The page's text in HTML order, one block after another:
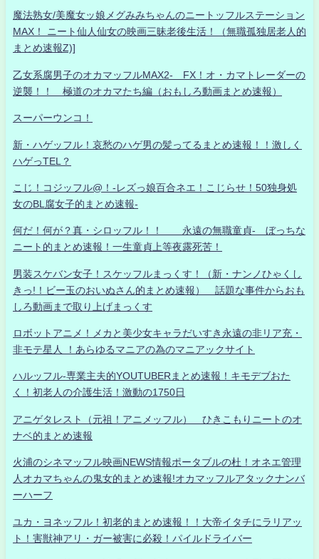
魔法熟女/美魔女ッ娘メグみみちゃんのニートッフルステーション
MAX！ ニート仙人仙女の映画三昧老後生活！（無職孤独居老人的
まとめ速報Z)]
乙女系腐男子のオカマッフルMAX2- FX！オ・カマトレーダーの
逆襲！！ 極道のオカマたち編（おもしろ動画まとめ速報）
スーパーウンコ！
新・ハゲッフル！哀愁のハゲ男の髪ってるまとめ速報！！激しく
ハゲっTEL？
こじ！コジッフル@！-レズっ娘百合ネエ！こじらせ！50独身処
女のBL腐女子的まとめ速報-
何だ！何が？真・シロッフル！！ 永遠の無職童貞- ぼっちな
ニート的まとめ速報！一生童貞上等夜露死苦！
男装スケバン女子！スケッフルまっくす！（新・ナンノひゃくし
きっ!！ビー玉のおいぬさん的まとめ速報） 話題な事件からおも
しろ動画まで取り上げまっくす
ロボットアニメ！メカと美少女キャラだいすき永遠の非リア充・
非モテ星人 ！あらゆるマニアの為のマニアックサイト
ハルッフル-専業主夫的YOUTUBERまとめ速報！キモデブおた
く！初老人の介護生活！激動の1750日
アニゲタレスト（元祖！アニメッフル） ひきこもりニートのオ
ナベ的まとめ速報
火浦のシネマッフル映画NEWS情報ポータブルの杜！オネエ管理
人オカマちゃんの鬼女的まとめ速報!オカマッフルアタックナンバ
ーハーフ
ユカ・ヨネッフル！初老的まとめ速報！！大帝イタチにラリアッ
ト！害獣神アリ・ガー被害に必殺！パイルドライバー